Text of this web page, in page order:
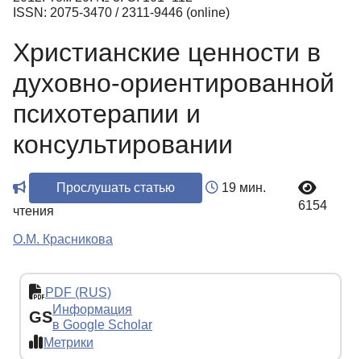
Регистрация
ISSN: 2075-3470 / 2311-9446 (online)
Христианские ценности в
духовно-ориентированной
психотерапии и
консультировании
Прослушать статью
19 мин.
чтения
6154
О.М. Красникова
PDF (RUS)
GSИнформация
в Google Scholar
Метрики